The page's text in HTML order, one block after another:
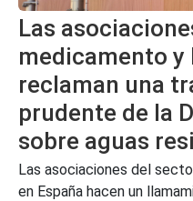
Las
medicamento
reclaman una
prudente de la
sobre aguas
Las asociaciones del
en España hacen un